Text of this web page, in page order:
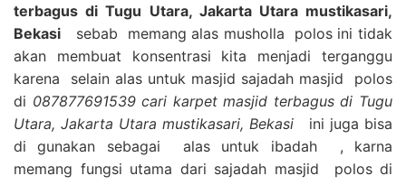
terbagus di Tugu Utara, Jakarta Utara mustikasari,
Bekasi sebab memang alas musholla polos ini tidak
akan membuat konsentrasi kita menjadi terganggu
karena selain alas untuk masjid sajadah masjid polos
di 087877691539 cari karpet masjid terbagus di Tugu
Utara, Jakarta Utara mustikasari, Bekasi ini juga bisa
di gunakan sebagai alas untuk ibadah , karna
memang fungsi utama dari sajadah masjid polos di